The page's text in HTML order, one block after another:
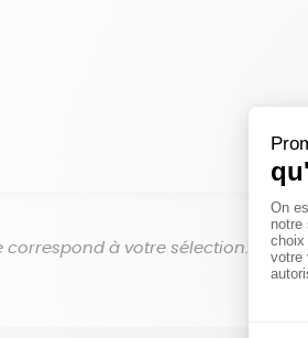
correspond à votre sélection.